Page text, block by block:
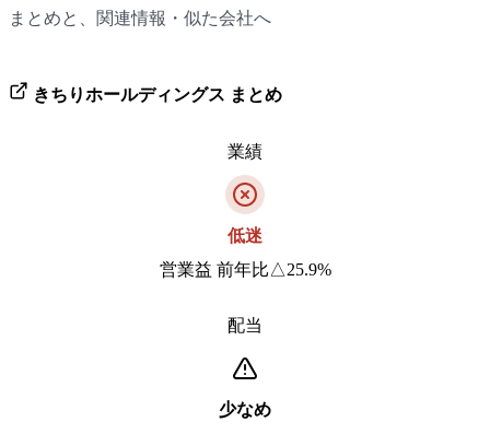
まとめと、関連情報・似た会社へ
きちりホールディングス まとめ
業績
低迷
営業益 前年比△25.9%
配当
少なめ